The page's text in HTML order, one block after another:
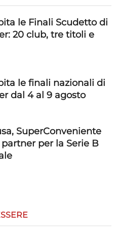
le Finali Scudetto di
20 club, tre titoli e
le finali nazionali di
dal 4 al 9 agosto
SuperConveniente
per la Serie B